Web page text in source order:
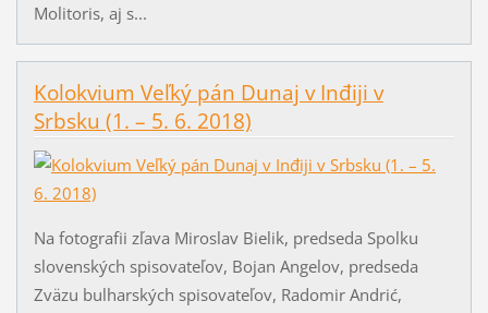
Molitoris, aj s...
Kolokvium Veľký pán Dunaj v Inđiji v
Srbsku (1. – 5. 6. 2018)
Na fotografii zľava Miroslav Bielik, predseda Spolku
slovenských spisovateľov, Bojan Angelov, predseda
Zväzu bulharských spisovateľov, Radomir Andrić,